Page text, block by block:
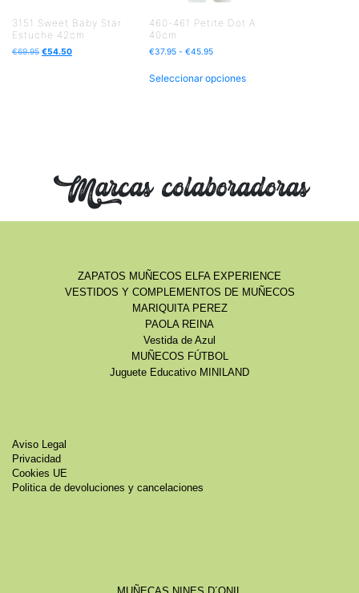
3151 Sweet Baby Star
Estuche 42cm
€69.95 €54.50
460-461 Petite Dot A
40cm
€37.95 - €45.95
Seleccionar opciones
Marcas colaboradoras
ZAPATOS MUÑECOS ELFA EXPERIENCE
VESTIDOS Y COMPLEMENTOS DE MUÑECOS
MARIQUITA PEREZ
PAOLA REINA
Vestida de Azul
MUÑECOS FÚTBOL
Juguete Educativo MINILAND
Aviso Legal
Privacidad
Cookies UE
Politica de devoluciones y cancelaciones